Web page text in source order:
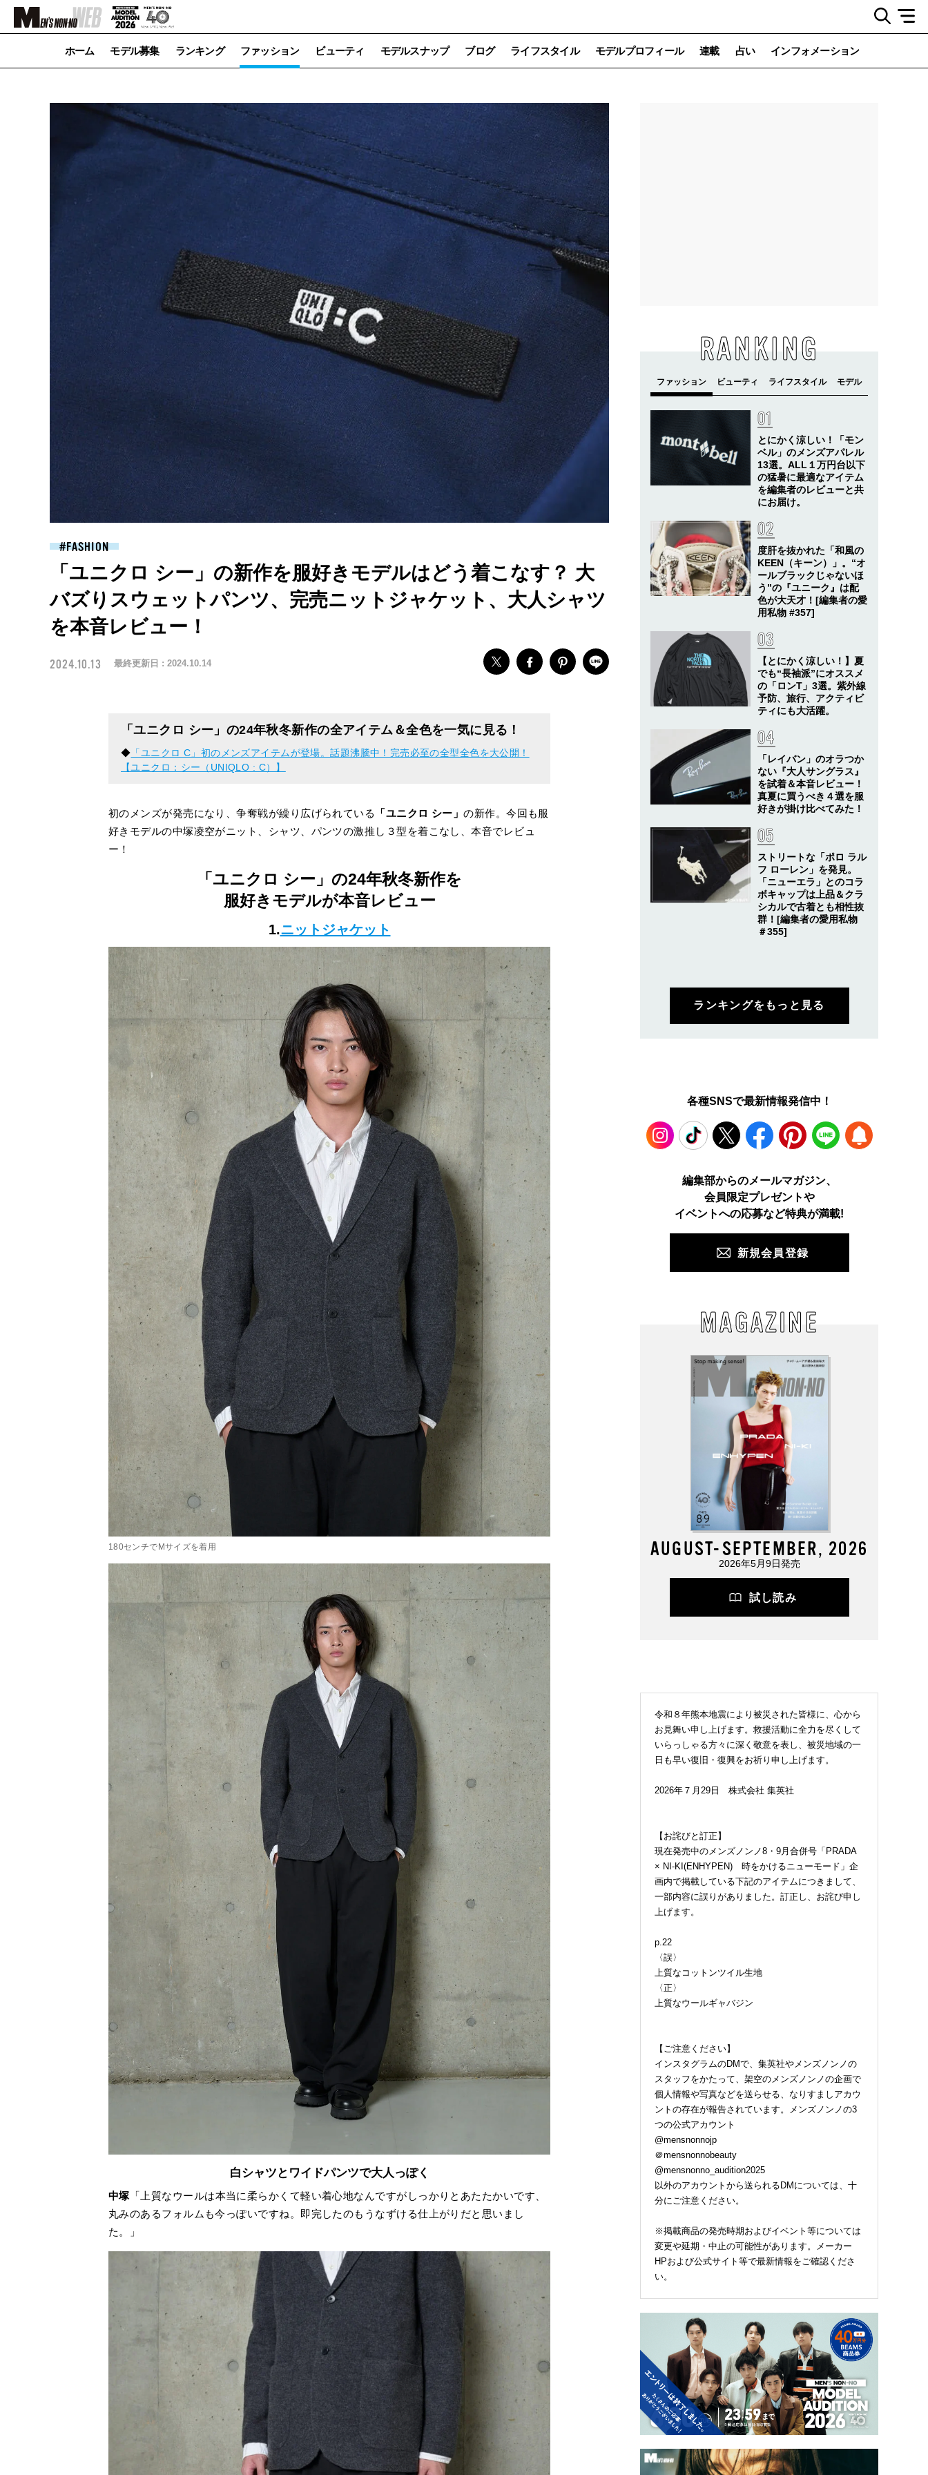
ホーム モデル募集 ランキング ファッション ビューティ モデルスナップ ブログ ライフスタイル モデルプロフィール 連載 占い インフォメーション
FASHION
「ユニクロ シー」の新作を服好きモデルはどう着こなす？ 大
バズりスウェットパンツ、完売ニットジャケット、大人シャツ
を本音レビュー！
2024.10.13 最終更新日 : 2024.10.14
「ユニクロ シー」の24年秋冬新作の全アイテム＆全色を一気に見る！
◆ 「ユニクロ C」初のメンズアイテムが登場。話題沸騰中！完売必至の全型全色を大公開！
【ユニクロ：シー（UNIQLO : C）】
初のメンズが発売になり、争奪戦が繰り広げられている 「ユニクロ シー」の新作。今回も服
好きモデルの中塚凌空がニット、シャツ、パンツの激推し３型を着こなし、本音でレビュ
ー！
「ユニクロ シー」の24年秋冬新作を
服好きモデルが本音レビュー
1.ニットジャケット
180センチでMサイズを着用
白シャツとワイドパンツで大人っぽく
中塚 「上質なウールは本当に柔らかくて軽い着心地なんですがしっかりとあたたかいです、
丸みのあるフォルムも今っぽいですね。即完したのもうなずける仕上がりだと思いまし
た。」
RANKING
とにかく涼しい！「モン
ベル」のメンズアパレル
13選。ALL１万円台以下
の猛暑に最適なアイテム
を編集者のレビューと共
にお届け。
度肝を抜かれた「和風の
KEEN（キーン）」。“オ
ールブラックじゃないほ
う”の『ユニーク』は配
色が大天才！[編集者の愛
用私物 #357]
【とにかく涼しい！】夏
でも“長袖派”にオススメ
の「ロンT」3選。紫外線
予防、旅行、アクティビ
ティにも大活躍。
「レイバン」のオラつか
ない『大人サングラス』
を試着＆本音レビュー！
真夏に買うべき４選を服
好きが掛け比べてみた！
ストリートな「ポロ ラル
フ ローレン」を発見。
「ニューエラ」とのコラ
ボキャップは上品＆クラ
シカルで古着とも相性抜
群！[編集者の愛用私物
＃355]
ランキングをもっと見る
各種SNSで最新情報発信中！
TikTok Facebook Pinterest LINE
編集部からのメールマガジン、
会員限定プレゼントや
イベントへの応募など特典が満載!
新規会員登録
MAGAZINE
AUGUST-SEPTEMBER, 2026
2026年5月9日発売
試し読み
令和８年熊本地震により被災された皆様に、心から
お見舞い申し上げます。救援活動に全力を尽くして
いらっしゃる方々に深く敬意を表し、被災地域の一
日も早い復旧・復興をお祈り申し上げます。
2026年７月29日 株式会社 集英社
【お詫びと訂正】
現在発売中のメンズノンノ8・9月合併号「PRADA
× NI-KI(ENHYPEN) 時をかけるニューモード」企
画内で掲載している下記のアイテムにつきまして、
一部内容に誤りがありました。訂正し、お詫び申し
上げます。
p.22
〈誤〉
上質なコットンツイル生地
〈正〉
上質なウールギャバジン
【ご注意ください】
インスタグラムのDMで、集英社やメンズノンノの
スタッフをかたって、架空のメンズノンノの企画で
個人情報や写真などを送らせる、なりすましアカウ
ントの存在が報告されています。メンズノンノの3
つの公式アカウント
@mensnonnojp
＠mensnonnobeauty
@mensnonno_audition2025
以外のアカウントから送られるDMについては、十
分にご注意ください。
※掲載商品の発売時期およびイベント等については
変更や延期・中止の可能性があります。メーカー
HPおよび公式サイト等で最新情報をご確認くださ
い。